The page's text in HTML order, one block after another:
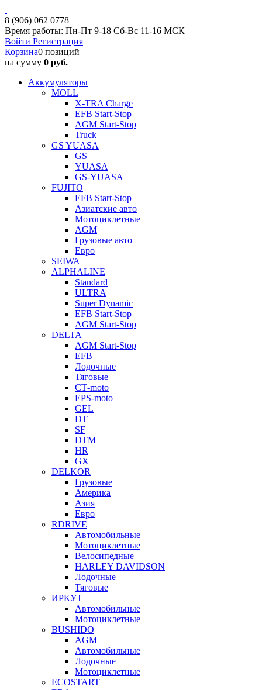
8 (906) 062 0778
Время работы: Пн-Пт 9-18 Сб-Вс 11-16 МСК
Войти Регистрация
Корзина0 позиций
на сумму 0 руб.
Аккумуляторы
MOLL
X-TRA Charge
EFB Start-Stop
AGM Start-Stop
Truck
GS YUASA
GS
YUASA
GS-YUASA
FUJITO
EFB Start-Stop
Азиатские авто
Мотоциклетные
AGM
Грузовые авто
Евро
SEIWA
ALPHALINE
Standard
ULTRA
Super Dynamic
EFB Start-Stop
AGM Start-Stop
DELTA
AGM Start-Stop
EFB
Лодочные
Тяговые
СТ-moto
EPS-moto
GEL
DT
SF
DTM
HR
GX
DELKOR
Грузовые
Америка
Азия
Евро
RDRIVE
Автомобильные
Мотоциклетные
Велосипедные
HARLEY DAVIDSON
Лодочные
Тяговые
ИРКУТ
Автомобильные
Мотоциклетные
BUSHIDO
AGM
Автомобильные
Лодочные
Мотоциклетные
ECOSTART